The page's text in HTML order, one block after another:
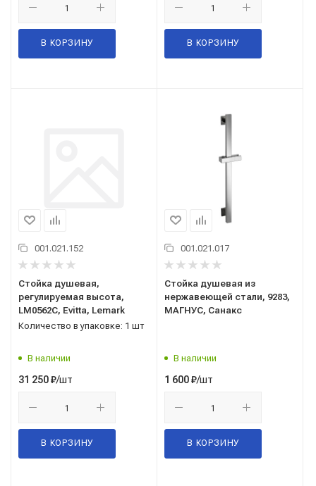
В КОРЗИНУ В КОРЗИНУ
001.021.152
Стойка душевая,
регулируемая высота,
LM0562C, Evitta, Lemark
Количество в упаковке: 1 шт
В наличии
31 250₽/шт
В КОРЗИНУ
001.021.017
Стойка душевая из
нержавеющей стали, 9283,
МАГНУС, Санакс
В наличии
1 600₽/шт
В КОРЗИНУ